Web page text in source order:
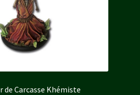
de Carcasse Khémiste